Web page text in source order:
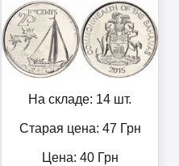
На складе: 14 шт.
Старая цена: 47 Грн
Цена: 40Грн